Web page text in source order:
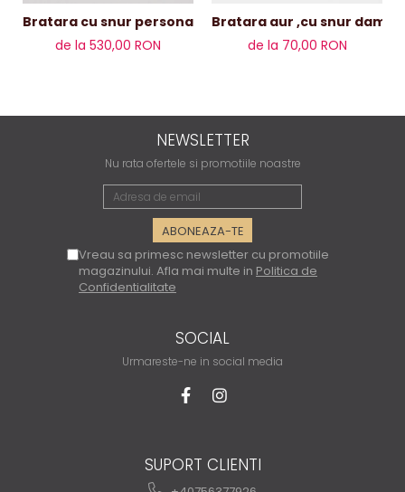
Bratara cu snur personalizata infinit și bile de aur 14k
de la 530,00 RON
Bratara aur
de la 70,00 RON
NEWSLETTER
Nu rata ofertele si promotiile noastre
Vreau sa primesc newsletter cu promotiile
magazinului. Afla mai multe in Politica de
Confidentialitate
SOCIAL
Urmareste-ne in social media
SUPORT CLIENTI